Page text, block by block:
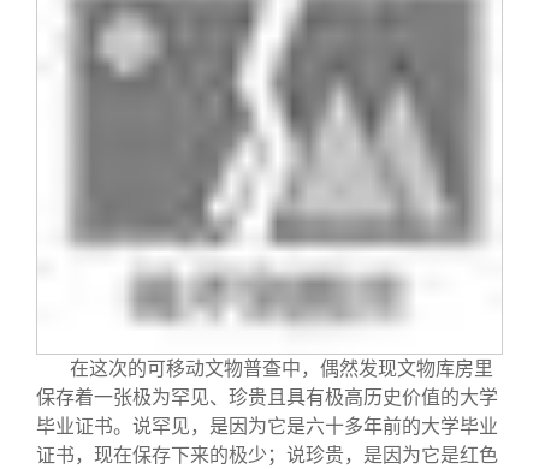
校友讲坛
校友视界
校友服务
信息化服务
三创大赛
校友总会
总会简介
会长致辞
关闭
在这次的可移动文物普查中，偶然发现文物库房里
保存着一张极为罕见、珍贵且具有极高历史价值的大学
毕业证书。说罕见，是因为它是六十多年前的大学毕业
证书，现在保存下来的极少；说珍贵，是因为它是红色